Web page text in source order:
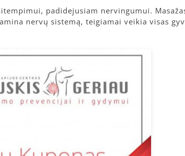
padidejusiam nervingumui.
nervų sistemą, teigiamai veikia visas